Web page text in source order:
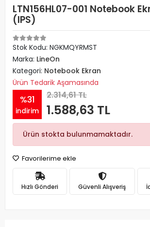
LTN156HL07-001 Notebook
(IPS)
Stok Kodu: NGKMQYRMST
Marka: LineOn
Kategori: Notebook Ekran
Ürün Tedarik Aşamasında
%31
indirim
2.314,61 TL
1.588,63 TL
Ürün stokta bulunmamaktadır.
Favorilerime ekle
Hızlı Gönderi Güvenli Alışveriş